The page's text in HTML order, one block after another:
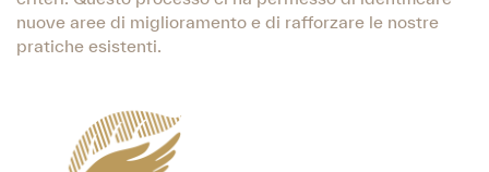
nuove aree di miglioramento e di rafforzare le nostre
pratiche esistenti.